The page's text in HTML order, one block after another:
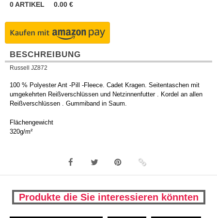
0ARTIKEL 0.00 €
BESCHREIBUNG
Russell JZ872
100 % Polyester Ant -Pill -Fleece. Cadet Kragen. Seitentaschen mit
umgekehrten Reißverschlüssen und Netzinnenfutter . Kordel an allen
Reißverschlüssen . Gummiband in Saum.
Flächengewicht
320g/m²
Produkte die Sie interessieren könnten